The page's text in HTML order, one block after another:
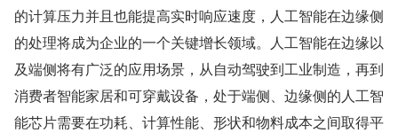
的计算压力并且也能提高实时响应速度，人工智能在边缘侧
的处理将成为企业的一个关键增长领域。人工智能在边缘以
及端侧将有广泛的应用场景，从自动驾驶到工业制造，再到
消费者智能家居和可穿戴设备，处于端侧、边缘侧的人工智
能芯片需要在功耗、计算性能、形状和物料成本之间取得平